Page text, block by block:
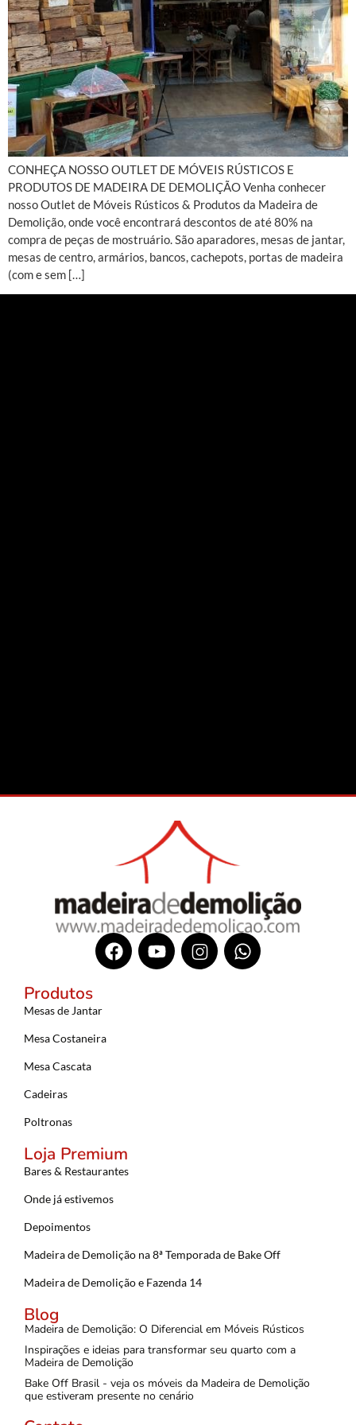
CONHEÇA NOSSO OUTLET DE MÓVEIS RÚSTICOS E
PRODUTOS DE MADEIRA DE DEMOLIÇÃO Venha conhecer
nosso Outlet de Móveis Rústicos & Produtos da Madeira de
Demolição, onde você encontrará descontos de até 80% na
compra de peças de mostruário. São aparadores, mesas de jantar,
mesas de centro, armários, bancos, cachepots, portas de madeira
(com e sem […]
Produtos
Mesas de Jantar
Mesa Costaneira
Mesa Cascata
Cadeiras
Poltronas
Loja Premium
Bares & Restaurantes
Onde já estivemos
Depoimentos
Madeira de Demolição na 8ª Temporada de Bake Off
Madeira de Demolição e Fazenda 14
Blog
Madeira de Demolição: O Diferencial em Móveis Rústicos
Inspirações e ideias para transformar seu quarto com a
Madeira de Demolição
Bake Off Brasil - veja os móveis da Madeira de Demolição
que estiveram presente no cenário